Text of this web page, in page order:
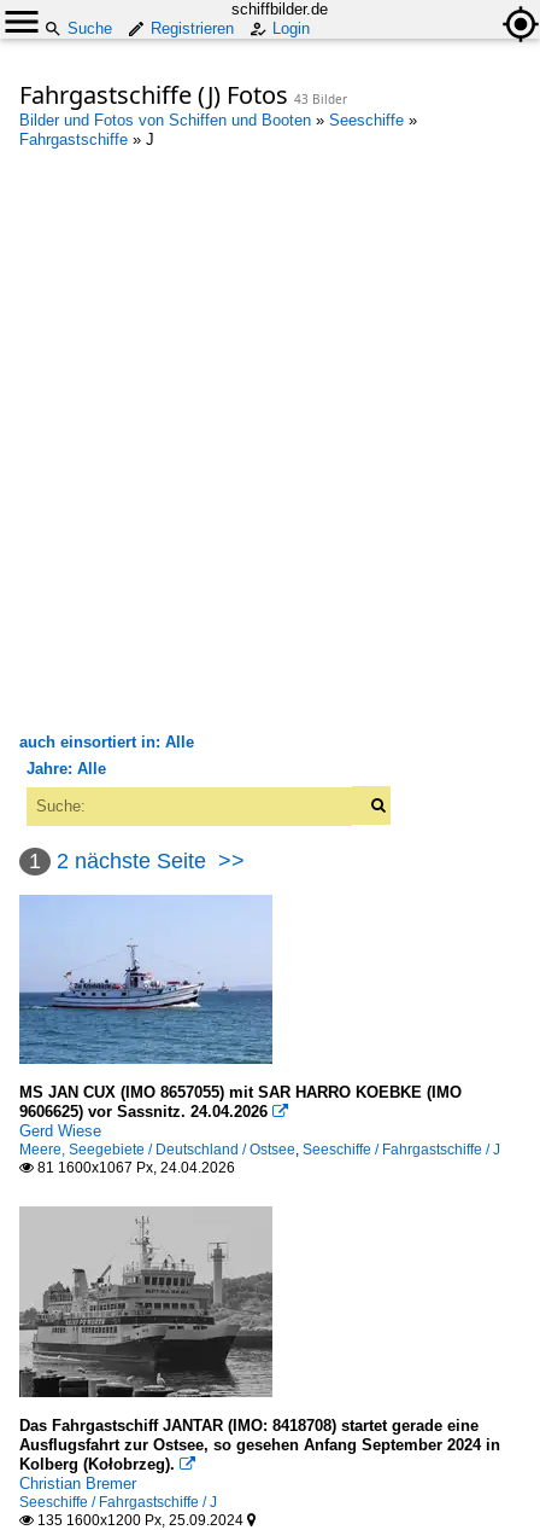
schiffbilder.de
Suche
Registrieren Login
Fahrgastschiffe (J) Fotos 43 Bilder
Bilder und Fotos von Schiffen und Booten » Seeschiffe »
Fahrgastschiffe » J
auch einsortiert in: Alle
Alle Kategorien
Fischereifahrzeuge
WAR - Warnemünde (Küste)
Flüsse und Seen
Europa
Elbe
Kleinere Häfen
Dänemark
Bornholm und Erbseninseln
Deutschland
Flensburg (S-H)
in Niedersachsen
Frankreich
an Ärmelkanal und keltischer See
Jahre: Alle
2009
2010
2011
2012
2013
2018
2020
2020
2021
2023
2024
1 2 nächste Seite >>
MS JAN CUX (IMO 8657055) mit SAR HARRO KOEBKE (IMO
9606625) vor Sassnitz. 24.04.2026 
Gerd Wiese
Meere, Seegebiete / Deutschland / Ostsee, Seeschiffe / Fahrgastschiffe / J
 81 1600x1067 Px, 24.04.2026
Das Fahrgastschiff JANTAR (IMO: 8418708) startet gerade eine
Ausflugsfahrt zur Ostsee, so gesehen Anfang September 2024 in
Kolberg (Kołobrzeg). 
Christian Bremer
Seeschiffe / Fahrgastschiffe / J
 135 1600x1200 Px, 25.09.2024 